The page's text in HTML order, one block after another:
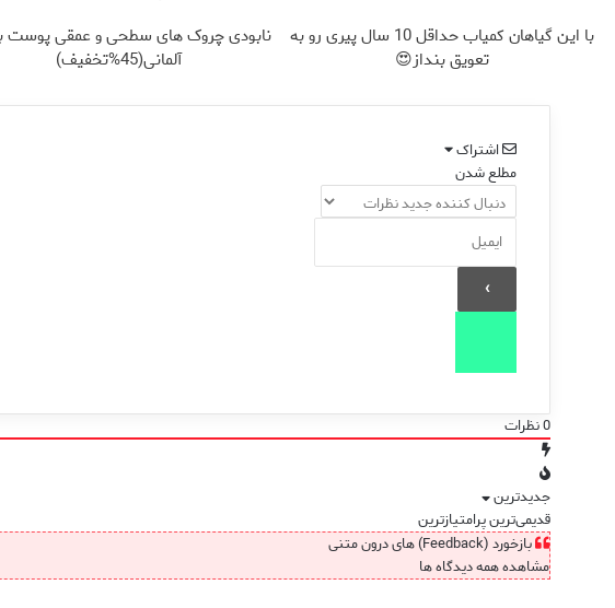
با این گیاهان کمیاب حداقل 10 سال پیری رو به
تعویق بنداز😍
نابودی چروک های سطحی و عمقی پوست
آلمانی(45%تخفیف)
اشتراک
مطلع شدن
0نظرات
جدیدترین
قدیمی‌ترینپرامتیازترین
بازخورد (Feedback) های درون متنی
مشاهده همه دیدگاه ها